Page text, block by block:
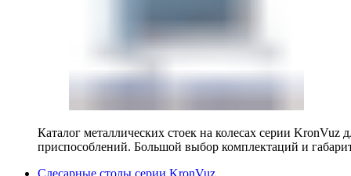
Каталог металлических стоек на колесах серии KronVuz
приспособлений. Большой выбор комплектаций и
Слесарные столы серии KronVuz